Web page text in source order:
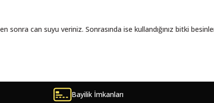
can suyu veriniz. Sonrasında ise kullandığınız bitki
Bayilik İmkanları